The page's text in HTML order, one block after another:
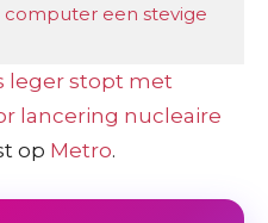
computer een stevige
leger stopt met
lancering nucleaire
op Metro.